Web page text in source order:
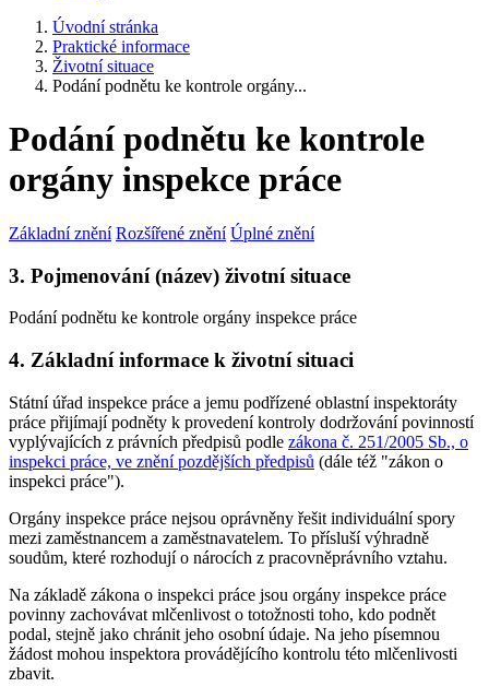
Úvodní stránka
Praktické informace
Životní situace
Podání podnětu ke kontrole orgány...
Podání podnětu ke kontrole
orgány inspekce práce
Základní znění Rozšířené znění Úplné znění
3. Pojmenování (název) životní situace
Podání podnětu ke kontrole orgány inspekce práce
4. Základní informace k životní situaci
Státní úřad inspekce práce a jemu podřízené oblastní inspektoráty
práce přijímají podněty k provedení kontroly dodržování povinností
vyplývajících z právních předpisů podle zákona č. 251/2005 Sb., o
inspekci práce, ve znění pozdějších předpisů (dále též "zákon o
inspekci práce").
Orgány inspekce práce nejsou oprávněny řešit individuální spory
mezi zaměstnancem a zaměstnavatelem. To přísluší výhradně
soudům, které rozhodují o nárocích z pracovněprávního vztahu.
Na základě zákona o inspekci práce jsou orgány inspekce práce
povinny zachovávat mlčenlivost o totožnosti toho, kdo podnět
podal, stejně jako chránit jeho osobní údaje. Na jeho písemnou
žádost mohou inspektora provádějícího kontrolu této mlčenlivosti
zbavit.